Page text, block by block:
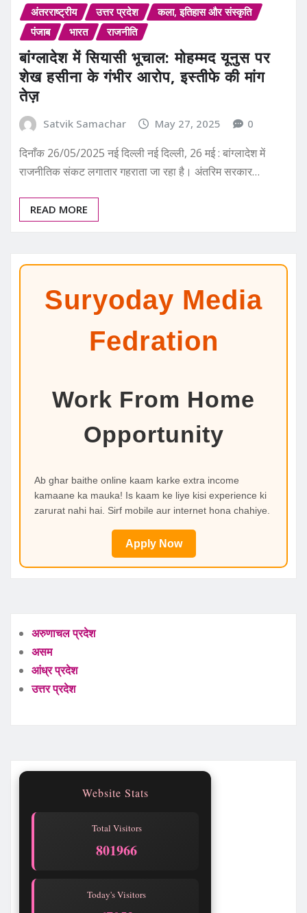
अंतरराष्ट्रीय उत्तर प्रदेश
कला, इतिहास और संस्कृति
पंजाब
भारत राजनीति
बांग्लादेश में सियासी भूचाल: मोहम्मद यूनुस पर
शेख हसीना के गंभीर आरोप, इस्तीफे की मांग
तेज़
Satvik Samachar May 27, 2025 0
दिनाँक 26/05/2025 नई दिल्ली नई दिल्ली, 26 मई : बांग्लादेश में
राजनीतिक संकट लगातार गहराता जा रहा है। अंतरिम सरकार…
READ MORE
Suryoday Media
Fedration
Work From Home
Opportunity
Ab ghar baithe online kaam karke extra income
kamaane ka mauka! Is kaam ke liye kisi experience ki
zarurat nahi hai. Sirf mobile aur internet hona chahiye.
Apply Now
अरुणाचल प्रदेश
असम
आंध्र प्रदेश
उत्तर प्रदेश
Website Stats
Total Visitors
801966
Today's Visitors